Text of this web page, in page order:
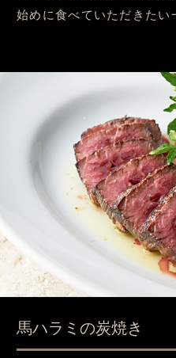
始めに食べていただきたい
馬ハラミの炭焼き